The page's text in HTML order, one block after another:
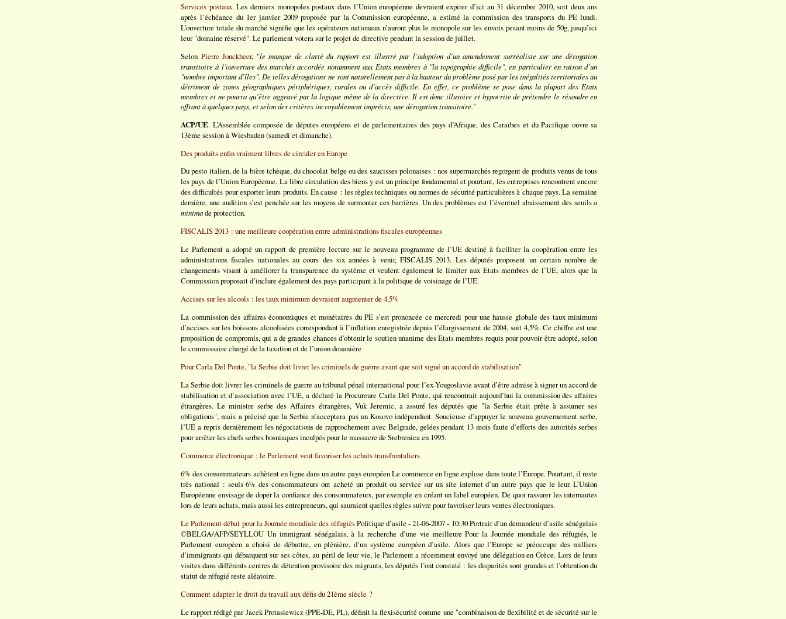
Services postaux. Les derniers monopoles postaux dans l’Union européenne devraient expirer d’ici au 31 décembre 2010, soit deux ans
après l’échéance du 1er janvier 2009 proposée par la Commission européenne, a estimé la commission des transports du PE lundi.
L’ouverture totale du marché signifie que les opérateurs nationaux n’auront plus le monopole sur les envois pesant moins de 50g, jusqu’ici
leur "domaine réservé". Le parlement votera sur le projet de directive pendant la session de juillet.
Selon Pierre Jonckheer, "le manque de clarté du rapport est illustré par l’adoption d’un amendement surréaliste sur une dérogation
transitoire à l’ouverture des marchés accordée notamment aux Etats membres à "la topographie difficile", en particulier en raison d’un
"nombre important d’îles". De telles dérogations ne sont naturellement pas à la hauteur du problème posé par les inégalités territoriales au
détriment de zones géographiques périphériques, rurales ou d’accès difficile. En effet, ce problème se pose dans la plupart des Etats
membres et ne pourra qu’être aggravé par la logique même de la directive. Il est donc illusoire et hypocrite de prétendre le résoudre en
offrant à quelques pays, et selon des critères incroyablement imprécis, une dérogation transitoire."
ACP/UE. L’Assemblée composée de députes européens et de parlementaires des pays d’Afrique, des Caraïbes et du Pacifique ouvre sa
13ème session à Wiesbaden (samedi et dimanche).
Des produits enfin vraiment libres de circuler en Europe
Du pesto italien, de la bière tchèque, du chocolat belge ou des saucisses polonaises : nos supermarchés regorgent de produits venus de tous
les pays de l’Union Européenne. La libre circulation des biens y est un principe fondamental et pourtant, les entreprises rencontrent encore
des difficultés pour exporter leurs produits. En cause : les règles techniques ou normes de sécurité particulières à chaque pays. La semaine
dernière, une audition s’est penchée sur les moyens de surmonter ces barrières. Un des problèmes est l’éventuel abaissement des seuilsa
minimade protection.
FISCALIS 2013 : une meilleure coopération entre administrations fiscales européennes
Le Parlement a adopté un rapport de première lecture sur le nouveau programme de l’UE destiné à faciliter la coopération entre les
administrations fiscales nationales au cours des six années à venir, FISCALIS 2013. Les députés proposent un certain nombre de
changements visant à améliorer la transparence du système et veulent également le limiter aux Etats membres de l’UE, alors que la
Commission proposait d’inclure également des pays participant à la politique de voisinage de l’UE.
Accises sur les alcools : les taux minimum devraient augmenter de 4,5%
La commission des affaires économiques et monétaires du PE s’est prononcée ce mercredi pour une hausse globale des taux minimum
d’accises sur les boissons alcoolisées correspondant à l’inflation enregistrée depuis l’élargissement de 2004, soit 4,5%. Ce chiffre est une
proposition de compromis, qui a de grandes chances d’obtenir le soutien unanime des Etats membres requis pour pouvoir être adopté, selon
le commissaire chargé de la taxation et de l’union douanière
Pour Carla Del Ponte, "la Serbie doit livrer les criminels de guerre avant que soit signé un accord de stabilisation"
La Serbie doit livrer les criminels de guerre au tribunal pénal international pour l’ex-Yougoslavie avant d’être admise à signer un accord de
stabilisation et d’association avec l’UE, a déclaré la Procureure Carla Del Ponte, qui rencontrait aujourd’hui la commission des affaires
étrangères. Le ministre serbe des Affaires étrangères, Vuk Jeremic, a assuré les députés que "la Serbie était prête à assumer ses
obligations", mais a précisé que la Serbie n’acceptera pas un Kosovo indépendant. Soucieuse d’appuyer le nouveau gouvernement serbe,
l’UE a repris dernièrement les négociations de rapprochement avec Belgrade, gelées pendant 13 mois faute d’efforts des autorités serbes
pour arrêter les chefs serbes bosniaques inculpés pour le massacre de Srebrenica en 1995.
Commerce électronique : le Parlement veut favoriser les achats transfrontaliers
6% des consommateurs achètent en ligne dans un autre pays européen Le commerce en ligne explose dans toute l’Europe. Pourtant, il reste
très national : seuls 6% des consommateurs ont acheté un produit ou service sur un site internet d’un autre pays que le leur. L’Union
Européenne envisage de doper la confiance des consommateurs, par exemple en créant un label européen. De quoi rassurer les internautes
lors de leurs achats, mais aussi les entrepreneurs, qui sauraient quelles règles suivre pour favoriser leurs ventes électroniques.
Le Parlement débat pour la Journée mondiale des réfugiésPolitique d’asile - 21-06-2007 - 10:30 Portrait d’un demandeur d’asile sénégalais
©BELGA/AFP/SEYLLOU Un immigrant sénégalais, à la recherche d’une vie meilleure Pour la Journée mondiale des réfugiés, le
Parlement européen a choisi de débattre, en plénière, d’un système européen d’asile. Alors que l’Europe se préoccupe des milliers
d’immigrants qui débarquent sur ses côtes, au péril de leur vie, le Parlement a récemment envoyé une délégation en Grèce. Lors de leurs
visites dans différents centres de détention provisoire des migrants, les députés l’ont constaté : les disparités sont grandes et l’obtention du
statut de réfugié reste aléatoire.
Comment adapter le droit du travail aux défis du 21ème siècle ?
Le rapport rédigé par Jacek Protasiewicz (PPE-DE, PL), définit la flexisécurité comme une "combinaison de flexibilité et de sécurité sur le